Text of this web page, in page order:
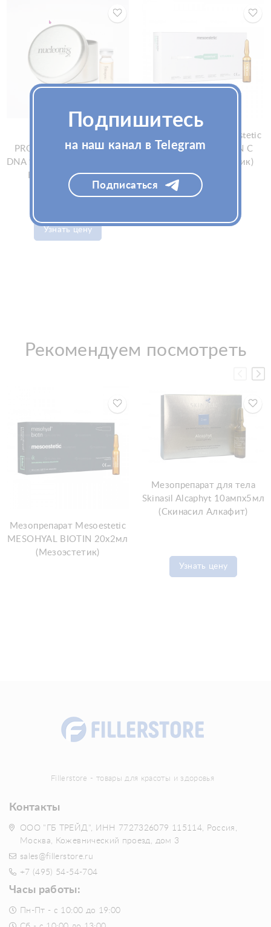
PROMOITALIA Nucleonix
DNA 1х10мл (Промоиталия
Нуклеоникс ДНА)
Узнать цену
Мезопрепарат Mesoestetic
MESOHYAL VITAMIN C
20х5мл (Мезоэстетик)
Рекомендуем посмотреть
Мезопрепарат Mesoestetic
MESOHYAL BIOTIN 20х2мл
(Мезоэстетик)
Мезопрепарат для тела
Skinasil Alcaphyt 10ампx5мл
(Скинасил Алкафит)
Узнать цену
Fillerstore - товары для красоты и здоровья
Контакты
ООО "ГБ ТРЕЙД", ИНН 7727326079 115114, Россия,
Москва, Кожевнический проезд, дом 3
sales@fillerstore.ru
+7 (495) 54-54-704
Часы работы:
Пн-Пт - с 10:00 до 19:00
Подпишитесь
на наш канал в Telegram
Подписаться